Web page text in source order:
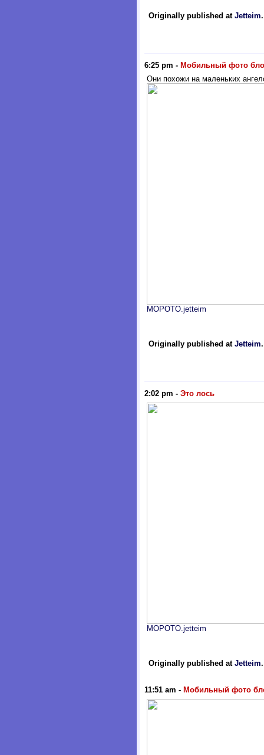
Originally published at Jetteim
6:25 pm - Мобильный фото
Они похожи на маленьких
MOPOTO.jetteim
Originally published at Jetteim
2:02 pm - Это лось
MOPOTO.jetteim
Originally published at Jetteim
11:51 am - Мобильный фото